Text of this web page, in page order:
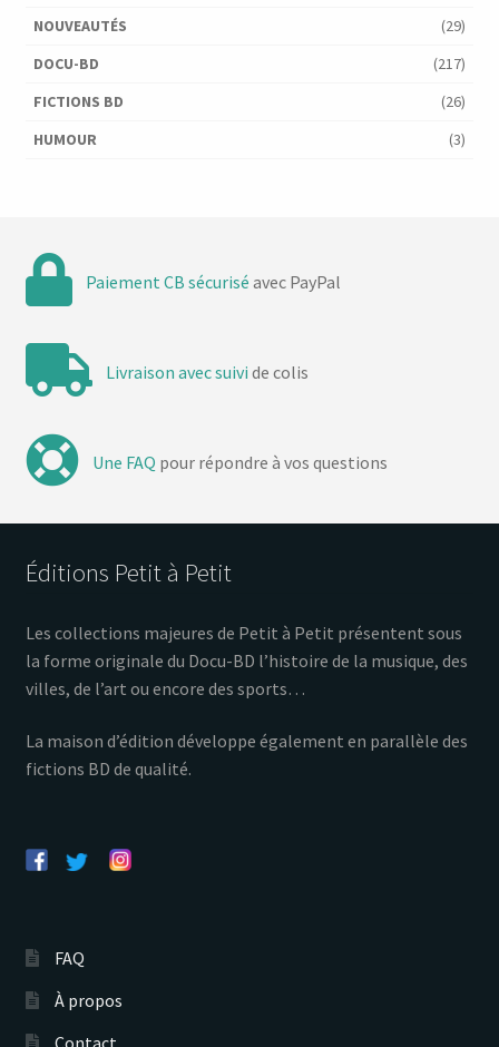
NOUVEAUTÉS
(29)
DOCU-BD
(217)
FICTIONS BD
(26)
HUMOUR
(3)
Paiement CB sécurisé avec PayPal
Livraison avec suivi de colis
Une FAQ pour répondre à vos questions
Éditions Petit à Petit
Les collections majeures de Petit à Petit présentent sous
la forme originale du Docu-BD l’histoire de la musique, des
villes, de l’art ou encore des sports…
La maison d’édition développe également en parallèle des
fictions BD de qualité.
FAQ
À propos
Contact